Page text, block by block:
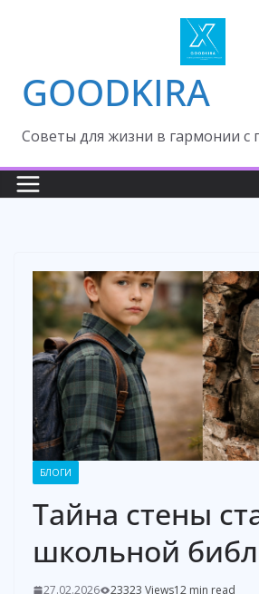
GOODKIRA
Cоветы для жизни в гармонии с
БЛОГИ
Тайна стены
школьной
27.02.2026 23323 Views12 min read